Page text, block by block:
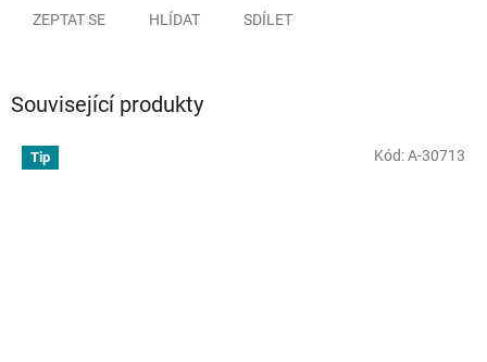
ZEPTAT SE HLÍDAT SDÍLET
Související produkty
Tip Kód:A-30713